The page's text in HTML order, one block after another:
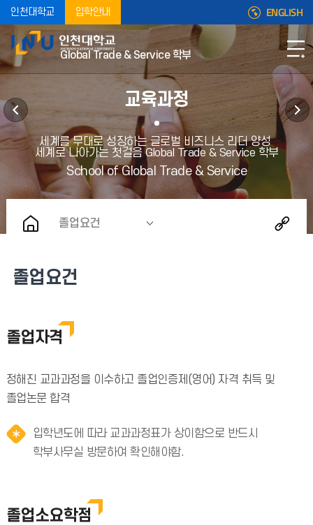
인천대학교 입학안내 ENGLISH
Global Trade & Service 학부
교육과정
졸업요건
졸업요건
졸업자격
정해진 교과과정을 이수하고 졸업인증제(영어) 자격 취득 및
졸업논문 합격
입학년도에 따라 교과과정표가 상이함으로 반드시
학부사무실 방문하여 확인해야함.
졸업소요학점